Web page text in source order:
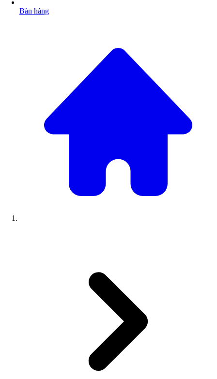
Bán hàng